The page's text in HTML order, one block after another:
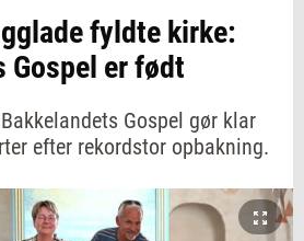
fyldte kirke:
Gospel er født
Gospel gør klar
efter rekordstor opbakning.